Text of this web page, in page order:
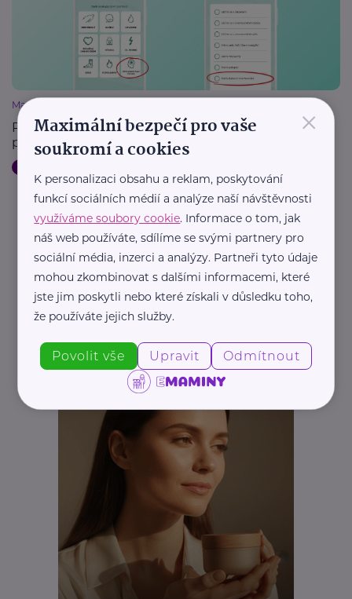
Magistrát hlavního města Prahy
Psychosociální pomoc v aplikaci Záchranka
pomohla tisícům lidí
Další články
×
Maximální bezpečí pro vaše
soukromí a cookies
K personalizaci obsahu a reklam, poskytování
funkcí sociálních médií a analýze naší návštěvnosti
využíváme soubory cookie. Informace o tom, jak
náš web používáte, sdílíme se svými partnery pro
sociální média, inzerci a analýzy. Partneři tyto údaje
mohou zkombinovat s dalšími informacemi, které
jste jim poskytli nebo které získali v důsledku toho,
že používáte jejich služby.
Povolit vše Upravit Odmítnout